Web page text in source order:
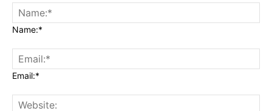
Name:*
Email:*